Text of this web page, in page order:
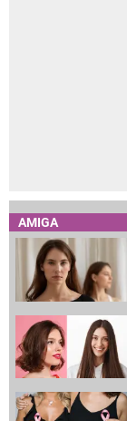
AMIGA